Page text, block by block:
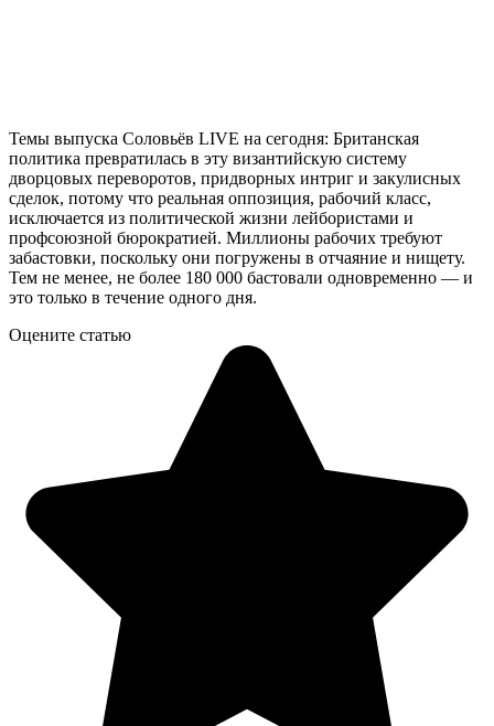
Темы выпуска Соловьёв LIVE на сегодня: Британская
политика превратилась в эту византийскую систему
дворцовых переворотов, придворных интриг и закулисных
сделок, потому что реальная оппозиция, рабочий класс,
исключается из политической жизни лейбористами и
профсоюзной бюрократией. Миллионы рабочих требуют
забастовки, поскольку они погружены в отчаяние и нищету.
Тем не менее, не более 180 000 бастовали одновременно — и
это только в течение одного дня.
Оцените статью